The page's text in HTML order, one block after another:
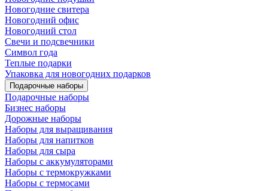
Новогодние свитера
Новогодний офис
Новогодний стол
Свечи и подсвечники
Символ года
Теплые подарки
Упаковка для новогодних подарков
Подарочные наборы
Подарочные наборы
Бизнес наборы
Дорожные наборы
Наборы для выращивания
Наборы для напитков
Наборы для сыра
Наборы с аккумуляторами
Наборы с термокружками
Наборы с термосами